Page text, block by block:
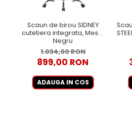
Scaun de birou SIDNEY
cutetiera integrata, Mesh,
Negru
1.034,00 RON
899,00 RON
ADAUGA IN COS